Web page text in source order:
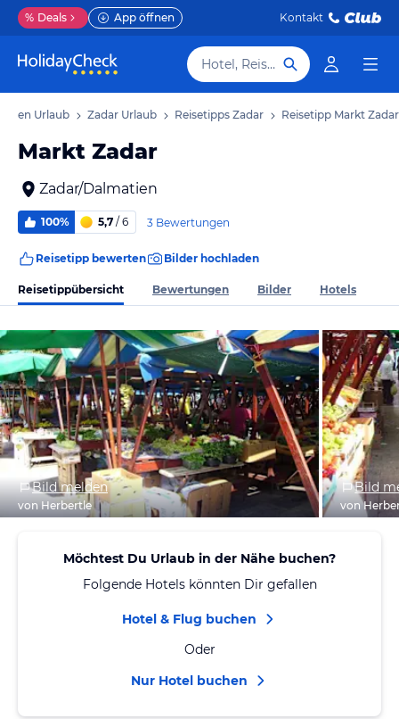
% Deals App öffnen Kontakt
Hotel, Reiseziel
Urlaub Zadar Urlaub Reisetipps Zadar Reisetipp Markt Zadar
Markt Zadar
Zadar/Dalmatien
100% 5,7 / 6 3 Bewertungen
Reisetipp bewerten Bilder hochladen
Reisetippübersicht Bewertungen Bilder Hotels
Bild melden
von Herbertle
Bild
von
Möchtest Du Urlaub in der Nähe buchen?
Folgende Hotels könnten Dir gefallen
Hotel & Flug buchen
Oder
Nur Hotel buchen